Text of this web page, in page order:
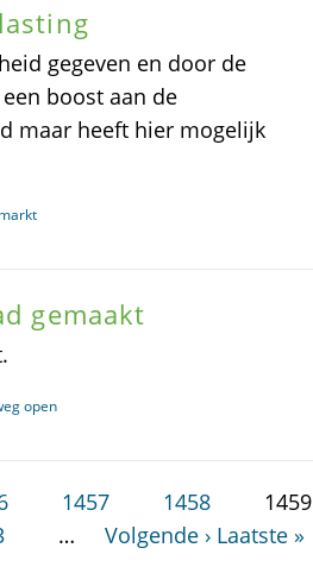
gegeven en door de
boost aan de
maar heeft hier mogelijk
gemaakt
open
1457 1458
1459
… Volgende › Laatste »